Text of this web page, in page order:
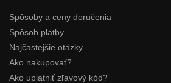
Spôsoby a ceny doručenia
Spôsob platby
Najčastejšie otázky
Ako nakupovať?
Ako uplatniť zľavový kód?